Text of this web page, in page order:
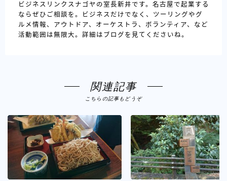
ビジネスリンクスナゴヤの室長新井です。名古屋で起業する
ならぜひご相談を。ビジネスだけでなく、ツーリングやグ
ルメ情報、アウトドア、オーケストラ、ボランティア、など
活動範囲は無限大。詳細はブログを見てくださいね。
関連記事
こちらの記事もどうぞ